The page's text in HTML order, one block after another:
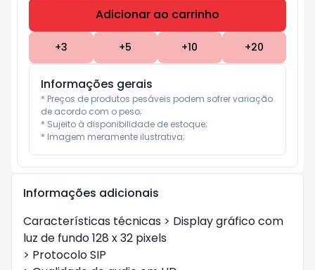
Adicionar ao carrinho
+3 +5 +10 +20
Informações gerais
* Preços de produtos pesáveis podem sofrer variação
de acordo com o peso;
* Sujeito à disponibilidade de estoque;
* Imagem meramente ilustrativa;
Informações adicionais
Características técnicas > Display gráfico com
luz de fundo 128 x 32 pixels
> Protocolo SIP